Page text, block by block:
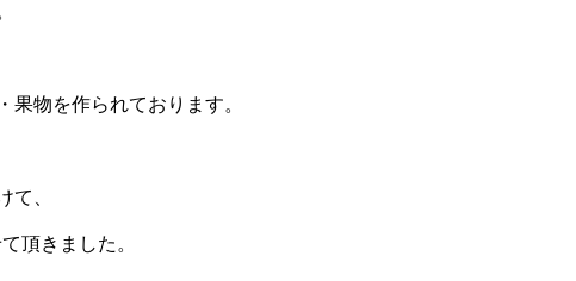
物を作られております。
て、
頂きました。